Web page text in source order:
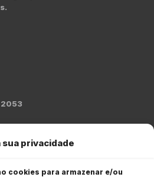
sua privacidade
cookies para armazenar e/ou
2053